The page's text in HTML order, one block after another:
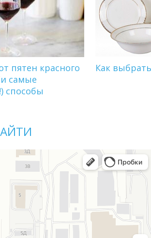
пятен красного
самые
способы
Как